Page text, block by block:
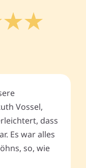
Vossel,
dass
Es war alles
so, wie